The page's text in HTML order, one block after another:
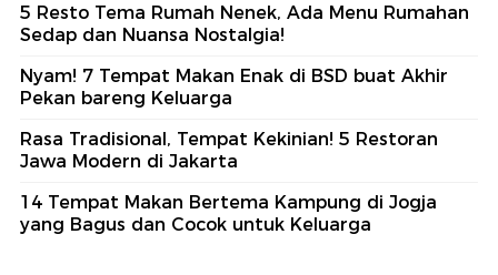
5 Resto Tema Rumah Nenek, Ada Menu Rumahan
Sedap dan Nuansa Nostalgia!
Nyam! 7 Tempat Makan Enak di BSD buat Akhir
Pekan bareng Keluarga
Rasa Tradisional, Tempat Kekinian! 5 Restoran
Jawa Modern di Jakarta
14 Tempat Makan Bertema Kampung di Jogja
yang Bagus dan Cocok untuk Keluarga